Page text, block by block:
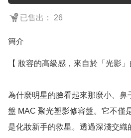
已售出： 26
簡介
【 妝容的高級感，來自於「光影」
為什麼明星的臉看起來那麼小、鼻
盤 MAC 聚光塑影修容盤。它不僅
是化妝新手的救星。透過深淺交織